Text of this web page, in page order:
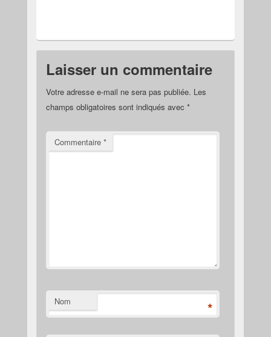
Laisser un commentaire
Votre adresse e-mail ne sera pas publiée. Les
champs obligatoires sont indiqués avec *
Commentaire *
Nom *